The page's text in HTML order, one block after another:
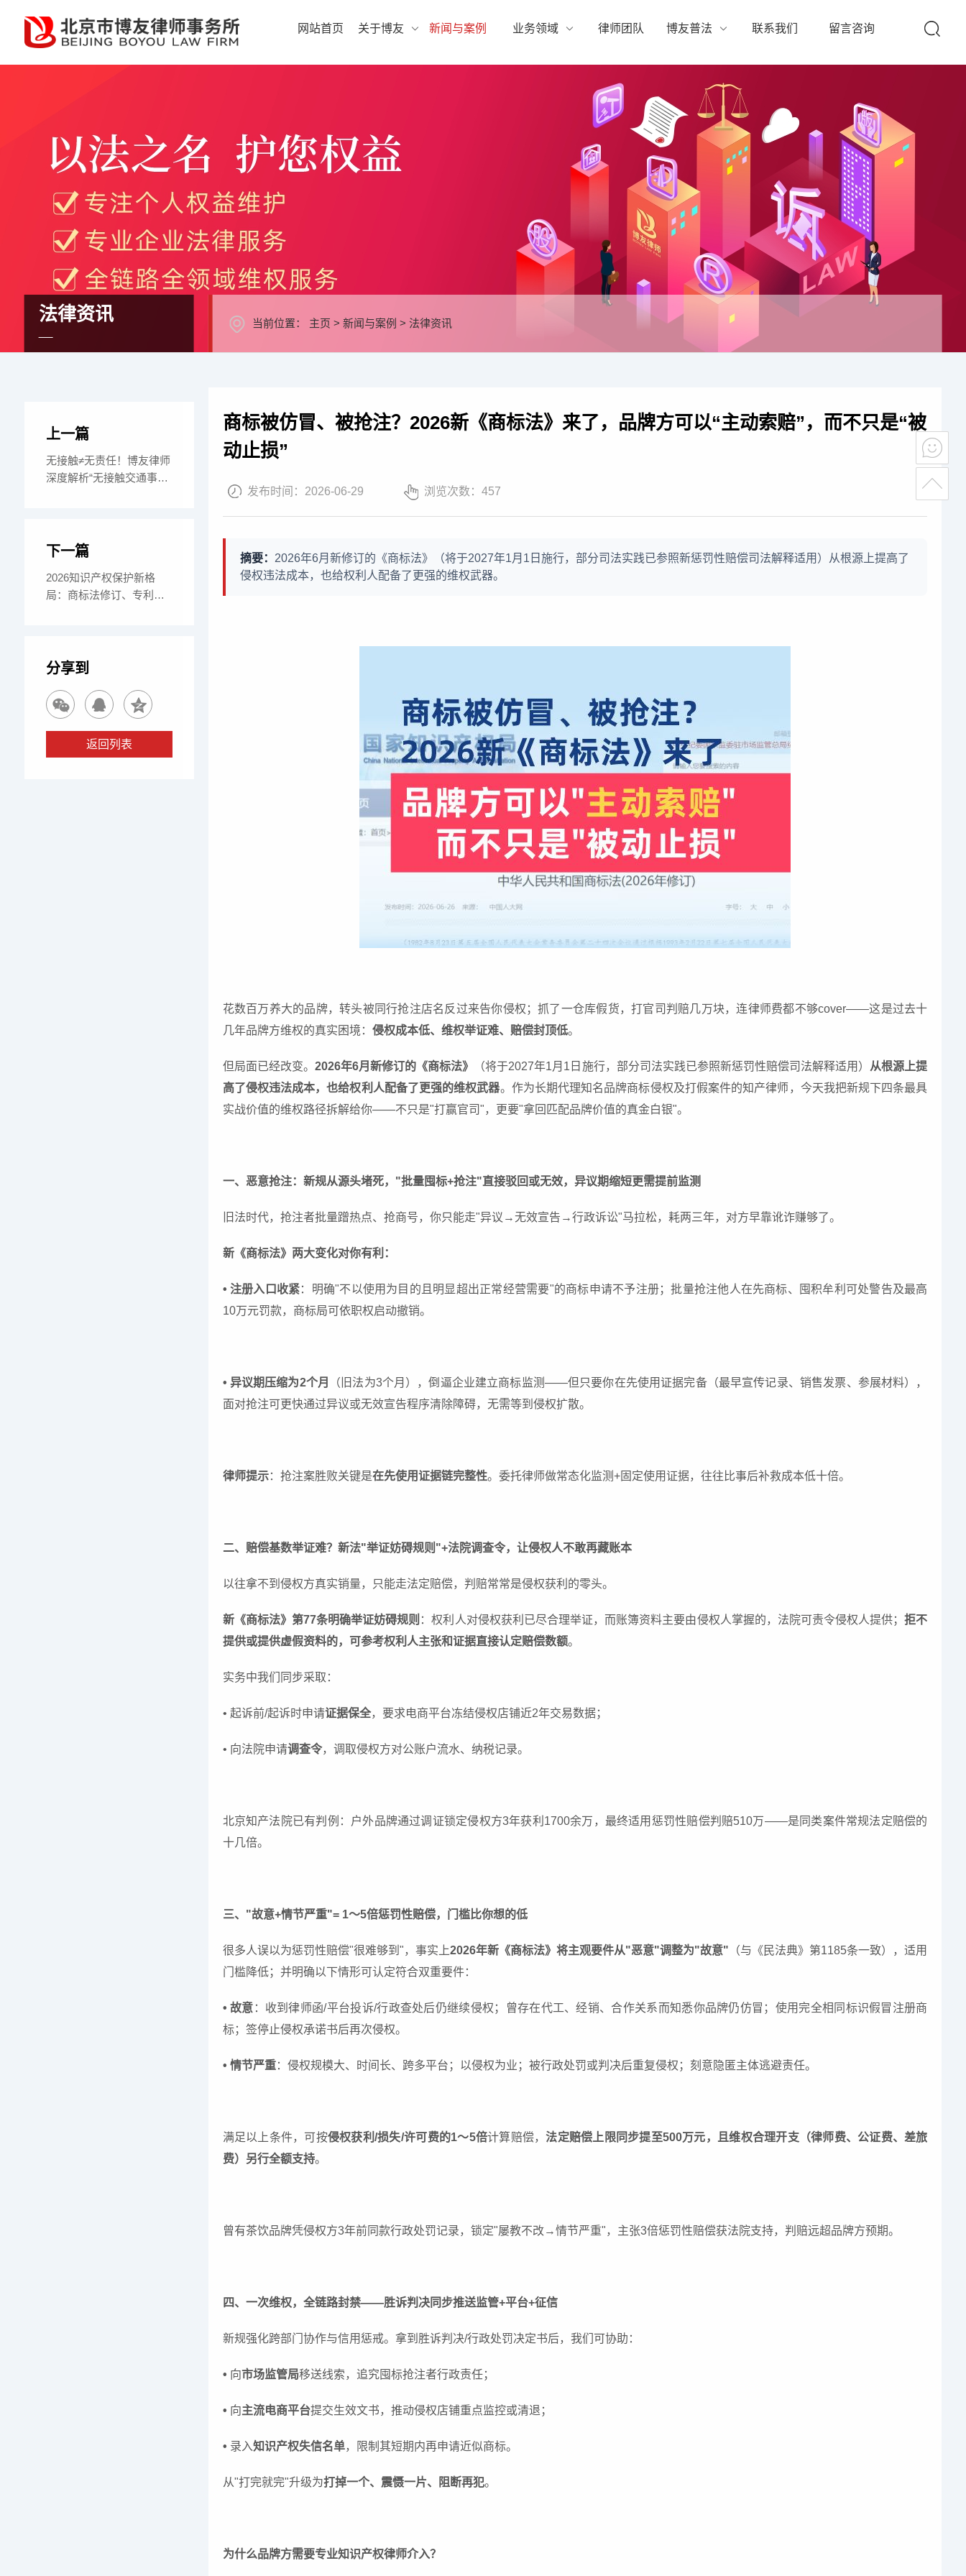
网站首页 关于博友 新闻与案例 业务领域 律师团队 博友普法 联系我们 留言咨询
法律资讯 当前位置： 主页 > 新闻与案例 > 法律资讯
商标被仿冒、被抢注？2026新《商标法》来了，品牌方可以“主动索赔”，而不只是“被
动止损”
发布时间： 2026-06-29 浏览次数： 457
摘要： 2026年6月新修订的《商标法》（将于2027年1月1日施行，部分司法实践已参照新惩罚性赔偿司法解释适用）从根源上提高了
侵权违法成本，也给权利人配备了更强的维权武器。
花数百万养大的品牌，转头被同行抢注店名反过来告你侵权；抓了一仓库假货，打官司判赔几万块，连律师费都不够cover——这是过去十
几年品牌方维权的真实困境： 侵权成本低、维权举证难、赔偿封顶低。
但局面已经改变。 2026年6月新修订的《商标法》 （将于2027年1月1日施行，部分司法实践已参照新惩罚性赔偿司法解释适用） 从根源上提
高了侵权违法成本，也给权利人配备了更强的维权武器。作为长期代理知名品牌商标侵权及打假案件的知产律师，今天我把新规下四条最具
实战价值的维权路径拆解给你——不只是"打赢官司"，更要"拿回匹配品牌价值的真金白银"。
一、恶意抢注：新规从源头堵死，"批量囤标+抢注"直接驳回或无效，异议期缩短更需提前监测
旧法时代，抢注者批量蹭热点、抢商号，你只能走"异议→无效宣告→行政诉讼"马拉松，耗两三年，对方早靠讹诈赚够了。
新《商标法》两大变化对你有利：
• 注册入口收紧：明确"不以使用为目的且明显超出正常经营需要"的商标申请不予注册；批量抢注他人在先商标、囤积牟利可处警告及最高
10万元罚款，商标局可依职权启动撤销。
• 异议期压缩为2个月
（旧法为3个月），倒逼企业建立商标监测——但只要你在先使用证据完备（最早宣传记录、销售发票、参展材料），
面对抢注可更快通过异议或无效宣告程序清除障碍，无需等到侵权扩散。
律师提示：抢注案胜败关键是在先使用证据链完整性。委托律师做常态化监测+固定使用证据，往往比事后补救成本低十倍。
二、赔偿基数举证难？新法"举证妨碍规则"+法院调查令，让侵权人不敢再藏账本
以往拿不到侵权方真实销量，只能走法定赔偿，判赔常常是侵权获利的零头。
新《商标法》第77条明确举证妨碍规则 ：权利人对侵权获利已尽合理举证，而账簿资料主要由侵权人掌握的，法院可责令侵权人提供；拒不
提供或提供虚假资料的，可参考权利人主张和证据直接认定赔偿数额。
实务中我们同步采取：
• 起诉前/起诉时申请证据保全，要求电商平台冻结侵权店铺近2年交易数据；
• 向法院申请调查令，调取侵权方对公账户流水、纳税记录。
北京知产法院已有判例：户外品牌通过调证锁定侵权方3年获利1700余万，最终适用惩罚性赔偿判赔510万——是同类案件常规法定赔偿的
十几倍。
三、"故意+情节严重"= 1～5倍惩罚性赔偿，门槛比你想的低
很多人误以为惩罚性赔偿"很难够到"，事实上2026年新《商标法》将主观要件从"恶意"调整为"故意" （与《民法典》第1185条一致），适用
门槛降低；并明确以下情形可认定符合双重要件：
• 故意 ：收到律师函/平台投诉/行政查处后仍继续侵权；曾存在代工、经销、合作关系而知悉你品牌仍仿冒；使用完全相同标识假冒注册商
标；签停止侵权承诺书后再次侵权。
• 情节严重：侵权规模大、时间长、跨多平台；以侵权为业；被行政处罚或判决后重复侵权；刻意隐匿主体逃避责任。
满足以上条件，可按侵权获利/损失/许可费的1～5倍计算赔偿，法定赔偿上限同步提至500万元，且维权合理开支（律师费、公证费、差旅
费）另行全额支持。
曾有茶饮品牌凭侵权方3年前同款行政处罚记录，锁定"屡教不改→情节严重"，主张3倍惩罚性赔偿获法院支持，判赔远超品牌方预期。
四、一次维权，全链路封禁——胜诉判决同步推送监管+平台+征信
新规强化跨部门协作与信用惩戒。拿到胜诉判决/行政处罚决定书后，我们可协助：
• 向市场监管局移送线索，追究囤标抢注者行政责任；
• 向主流电商平台提交生效文书，推动侵权店铺重点监控或清退；
• 录入知识产权失信名单，限制其短期内再申请近似商标。
从"打完就完"升级为打掉一个、震慑一片、阻断再犯。
为什么品牌方需要专业知识产权律师介入？
上一篇
无接触≠无责任！博友律师
深度解析“无接触交通事故”
下一篇
2026知识产权保护新格
局：商标法修订、专利战
分享到
返回列表